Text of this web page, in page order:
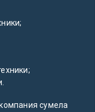
сумела